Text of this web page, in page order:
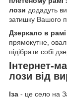
лози додадуть
затишку Вашого
Дзеркало в рамі
прямокутне,
підібрати собі
Інтернет-
лози від
Іза - це село на